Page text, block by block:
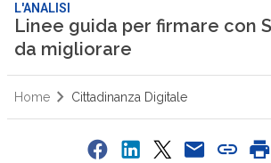
L'ANALISI
Linee guida per firmare con
da migliorare
Home Cittadinanza Digitale